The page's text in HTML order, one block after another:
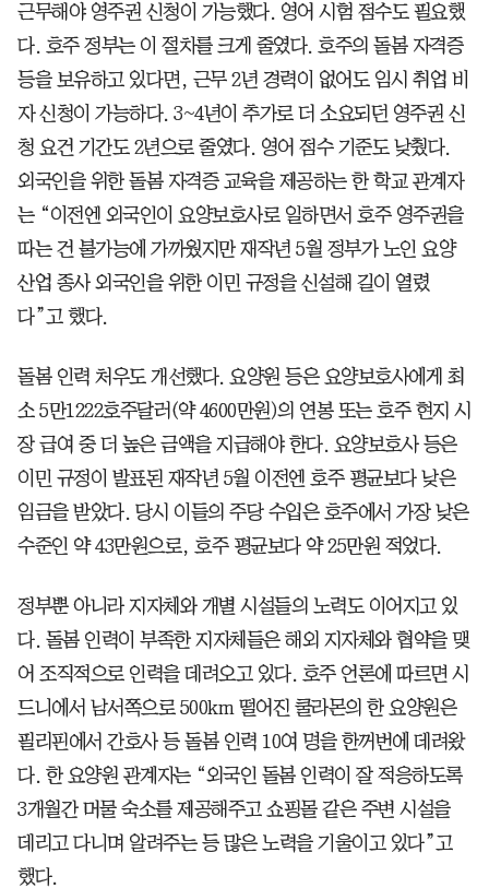
근무해야 영주권 신청이 가능했다. 영어 시험 점수도 필요했
다. 호주 정부는 이 절차를 크게 줄였다. 호주의 돌봄 자격증
등을 보유하고 있다면, 근무 2년 경력이 없어도 임시 취업 비
자 신청이 가능하다. 3~4년이 추가로 더 소요되던 영주권 신
청 요건 기간도 2년으로 줄였다. 영어 점수 기준도 낮췄다.
외국인을 위한 돌봄 자격증 교육을 제공하는 한 학교 관계자
는 “이전엔 외국인이 요양보호사로 일하면서 호주 영주권을
따는 건 불가능에 가까웠지만 재작년 5월 정부가 노인 요양
산업 종사 외국인을 위한 이민 규정을 신설해 길이 열렸
다”고 했다.
돌봄 인력 처우도 개선했다. 요양원 등은 요양보호사에게 최
소 5만1222호주달러(약 4600만원)의 연봉 또는 호주 현지 시
장 급여 중 더 높은 금액을 지급해야 한다. 요양보호사 등은
이민 규정이 발표된 재작년 5월 이전엔 호주 평균보다 낮은
임금을 받았다. 당시 이들의 주당 수입은 호주에서 가장 낮은
수준인 약 43만원으로, 호주 평균보다 약 25만원 적었다.
정부뿐 아니라 지자체와 개별 시설들의 노력도 이어지고 있
다. 돌봄 인력이 부족한 지자체들은 해외 지자체와 협약을 맺
어 조직적으로 인력을 데려오고 있다. 호주 언론에 따르면 시
드니에서 남서쪽으로 500km 떨어진 쿨라몬의 한 요양원은
필리핀에서 간호사 등 돌봄 인력 10여 명을 한꺼번에 데려왔
다. 한 요양원 관계자는 “외국인 돌봄 인력이 잘 적응하도록
3개월간 머물 숙소를 제공해주고 쇼핑몰 같은 주변 시설을
데리고 다니며 알려주는 등 많은 노력을 기울이고 있다”고
했다.